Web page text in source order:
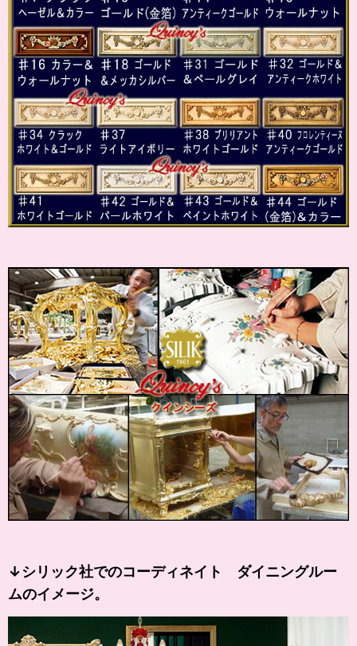
↓シリック社でのコーディネイト ダイニングルー
ムのイメージ。